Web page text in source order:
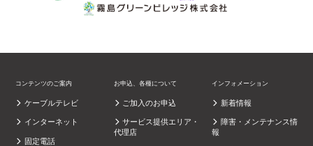
コンテンツのご案内
ケーブルテレビ
インターネット
固定電話
お申込、各種について
ご加入のお申込
サービス提供エリア・
代理店
インフォメーション
新着情報
障害・メンテナンス情
報